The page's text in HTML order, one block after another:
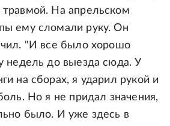
На апрельском
ему сломали руку. Он
"И все было хорошо
недель до выезда сюда. У
на сборах, я ударил рукой и
Но я не придал значения,
было. И уже здесь в